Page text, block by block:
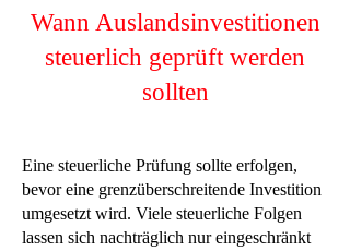
Wann Auslandsinvestitionen
steuerlich geprüft werden
sollten
Eine steuerliche Prüfung sollte erfolgen,
bevor eine grenzüberschreitende Investition
umgesetzt wird. Viele steuerliche Folgen
lassen sich nachträglich nur eingeschränkt